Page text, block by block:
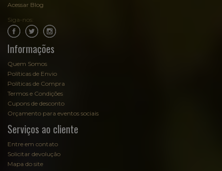
Acessar Blog
Siga-nos:
Informações
Quem Somos
Políticas de Envio
Políticas de Compra
Termos e Condições
Cupons de desconto
Orçamento para eventos sociais
Serviços ao cliente
Entre em contato
Solicitar devolução
Mapa do site